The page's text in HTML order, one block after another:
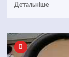
Детальніше